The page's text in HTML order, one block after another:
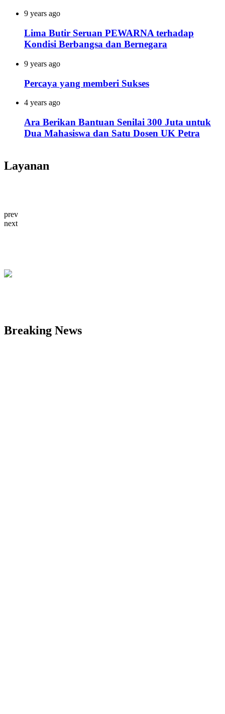
9 years ago
Lima Butir Seruan PEWARNA terhadap
Kondisi Berbangsa dan Bernegara
9 years ago
Percaya yang memberi Sukses
4 years ago
Ara Berikan Bantuan Senilai 300 Juta untuk
Dua Mahasiswa dan Satu Dosen UK Petra
Layanan
prev
next